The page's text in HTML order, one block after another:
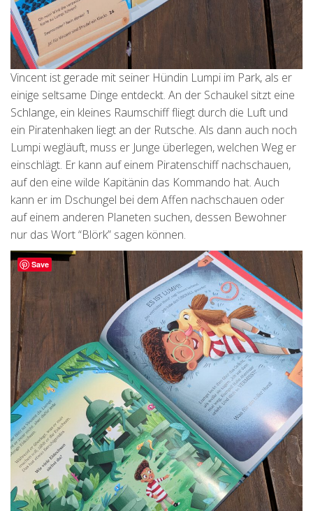
Vincent ist gerade mit seiner Hündin Lumpi im Park, als er
einige seltsame Dinge entdeckt. An der Schaukel sitzt eine
Schlange, ein kleines Raumschiff fliegt durch die Luft und
ein Piratenhaken liegt an der Rutsche. Als dann auch noch
Lumpi wegläuft, muss er Junge überlegen, welchen Weg er
einschlägt. Er kann auf einem Piratenschiff nachschauen,
auf den eine wilde Kapitänin das Kommando hat. Auch
kann er im Dschungel bei dem Affen nachschauen oder
auf einem anderen Planeten suchen, dessen Bewohner
nur das Wort “Blörk” sagen können.
Save